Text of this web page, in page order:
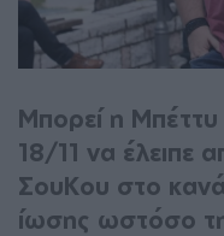
Μπορεί η
18/11 να έλειπε
ΣουΚου στο
ίωσης ωστόσο